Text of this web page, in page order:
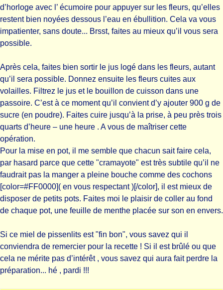
d’horloge avec l’ écumoire pour appuyer sur les fleurs, qu’elles
restent bien noyées dessous l’eau en ébullition. Cela va vous
impatienter, sans doute... Brsst, faites au mieux qu’il vous sera
possible.
Après cela, faites bien sortir le jus logé dans les fleurs, autant
qu’il sera possible. Donnez ensuite les fleurs cuites aux
volailles. Filtrez le jus et le bouillon de cuisson dans une
passoire. C’est à ce moment qu’il convient d’y ajouter 900 g de
sucre (en poudre). Faites cuire jusqu’à la prise, à peu près trois
quarts d’heure – une heure . A vous de maîtriser cette
opération.
Pour la mise en pot, il me semble que chacun sait faire cela,
par hasard parce que cette "cramayote" est très subtile qu’il ne
faudrait pas la manger a pleine bouche comme des cochons
[color=#FF0000]( en vous respectant )[/color], il est mieux de
disposer de petits pots. Faites moi le plaisir de coller au fond
de chaque pot, une feuille de menthe placée sur son en envers.
Si ce miel de pissenlits est "fin bon", vous savez qui il
conviendra de remercier pour la recette ! Si il est brûlé ou que
cela ne mérite pas d’intérêt , vous savez qui aura fait perdre la
préparation... hé , pardi !!!